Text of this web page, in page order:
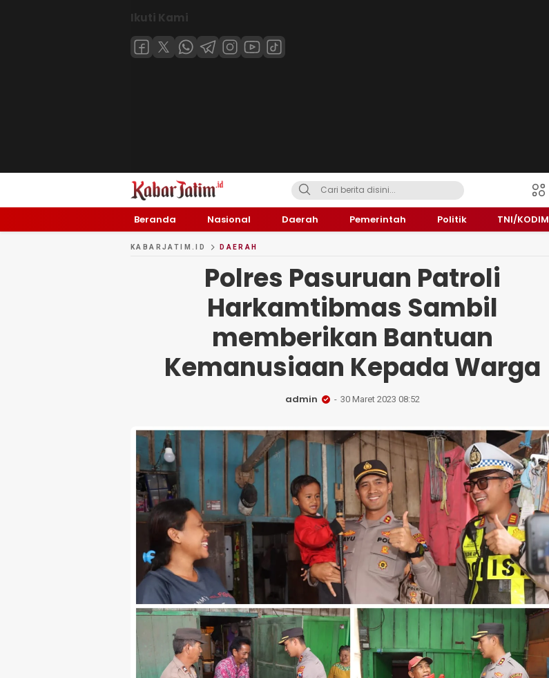
Ikuti Kami
KABARJATIM.id
Kabar Jawa timuran
Beranda Nasional Daerah Pemerintah Politik TNI/KODIM
KABARJATIM.ID DAERAH
Polres Pasuruan Patroli
Harkamtibmas Sambil
memberikan Bantuan
Kemanusiaan Kepada Warga
admin 30 Maret 2023 08:52